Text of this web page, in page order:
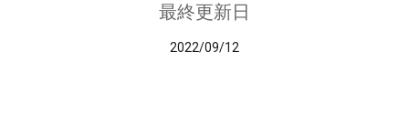
最終更新日
2022/09/12